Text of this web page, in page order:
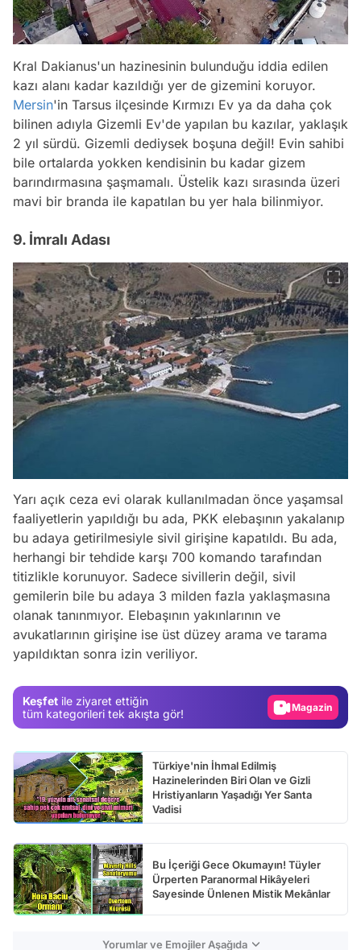
Kral Dakianus'un hazinesinin bulunduğu iddia edilen
kazı alanı kadar kazıldığı yer de gizemini koruyor.
Mersin'in Tarsus ilçesinde Kırmızı Ev ya da daha çok
bilinen adıyla Gizemli Ev'de yapılan bu kazılar, yaklaşık
2 yıl sürdü. Gizemli dediysek boşuna değil! Evin sahibi
bile ortalarda yokken kendisinin bu kadar gizem
barındırmasına şaşmamalı. Üstelik kazı sırasında üzeri
mavi bir branda ile kapatılan bu yer hala bilinmiyor.
9. İmralı Adası
Yarı açık ceza evi olarak kullanılmadan önce yaşamsal
faaliyetlerin yapıldığı bu ada, PKK elebaşının yakalanıp
bu adaya getirilmesiyle sivil girişine kapatıldı. Bu ada,
herhangi bir tehdide karşı 700 komando tarafından
titizlikle korunuyor. Sadece sivillerin değil, sivil
gemilerin bile bu adaya 3 milden fazla yaklaşmasına
olanak tanınmıyor. Elebaşının yakınlarının ve
avukatlarının girişine ise üst düzey arama ve tarama
yapıldıktan sonra izin veriliyor.
Keşfet ile ziyaret ettiğin
tüm kategorileri tek akışta gör!
Video
Video
Türkiye'nin İhmal Edilmiş
Hazinelerinden Biri Olan ve Gizli
Hristiyanların Yaşadığı Yer Santa
Vadisi
Bu İçeriği Gece Okumayın! Tüyler
Ürperten Paranormal Hikâyeleri
Sayesinde Ünlenen Mistik Mekânlar
Yorumlar ve Emojiler Aşağıda